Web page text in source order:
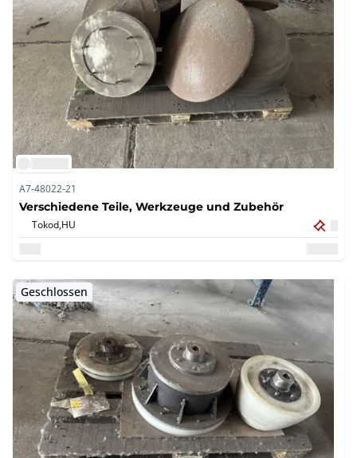
A7-48022-21
Verschiedene Teile, Werkzeuge und Zubehör
Tokod,HU
Geschlossen